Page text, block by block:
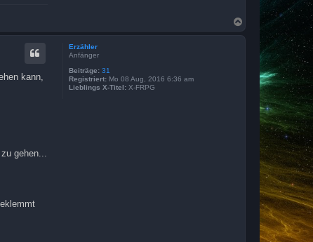
a
c
Erzähler
Anfänger
Beiträge: 31
Registriert: Mo 08 Aug, 2016 6:36 am
Lieblings X-Titel: X-FRPG
kann,
gehen...